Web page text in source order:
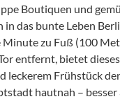
Boutiquen und
in das bunte Leben
Minute zu Fuß (100
entfernt, bietet
leckerem Frühstück
hautnah –